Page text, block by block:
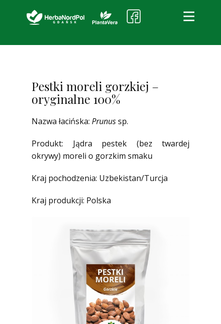
Produkty i usługi
Jakość
Sklep partnerski
Pestki moreli gorzkiej –
oryginalne 100%
Nazwa łacińska: Prunussp.
Produkt: Jądra pestek (bez twardej
okrywy) moreli o gorzkim smaku
Kraj pochodzenia: Uzbekistan/Turcja
Kraj produkcji: Polska